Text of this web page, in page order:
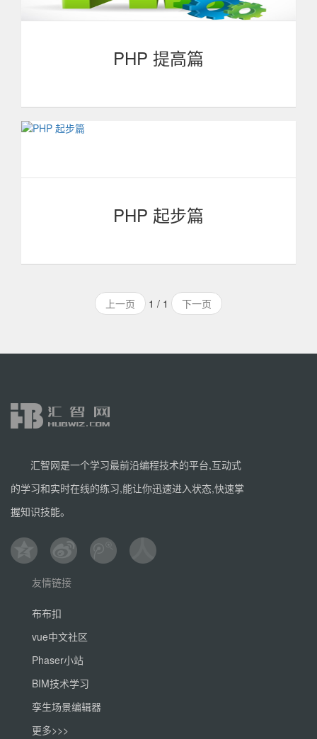
PHP 提高篇
PHP是一种被广泛应用的开放源代码的多用途脚本语
言，它可嵌入到 HTML中，尤其适合 WEB 开发。本门课程
门课程的学习，可以更深入的对PHP的了解。本课程适合有
PHP 起步篇
Java和Perl的特点，利于学习，使用广泛，主要适用于Web
开发领域。本门课程共分为9节，在这9节课程中，我们主要
上一页 1 / 1 下一页
汇智网是一个学习最前沿编程技术的平台,互动式
的学习和实时在线的练习,能让你迅速进入状态,快速掌
握知识技能。
友情链接
布布扣
vue中文社区
Phaser小站
BIM技术学习
孪生场景编辑器
更多>>>